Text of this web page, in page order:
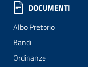
DOCUMENTI
Albo Pretorio
Bandi
Ordinanze